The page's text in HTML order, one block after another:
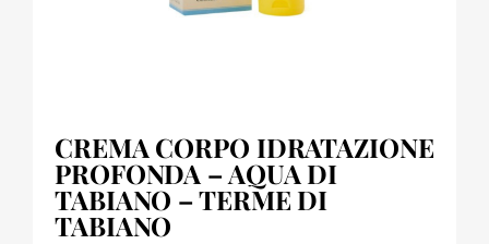
CREMA CORPO IDRATAZIONE
PROFONDA – AQUA DI
TABIANO – TERME DI
TABIANO